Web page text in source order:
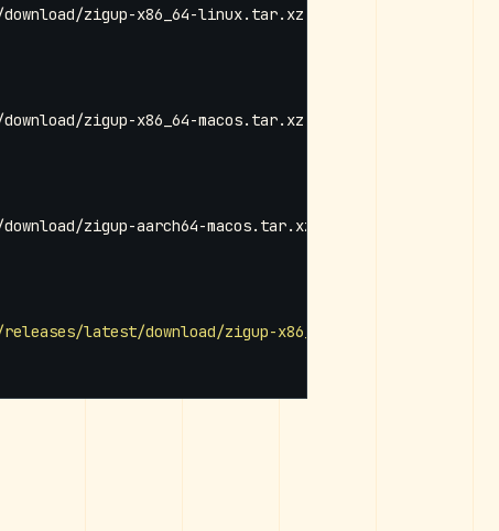
zigup-x86_64-linux.tar.xz
zigup-x86_64-macos.tar.xz
zigup-aarch64-macos.tar.xz
latest/download/zigup-x86_64-windows.zip"